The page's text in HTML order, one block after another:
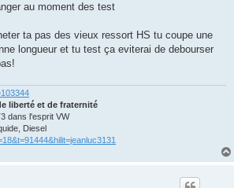
au moment des test
ta pas des vieux ressort HS tu coupe une
longueur et tu test ça eviterai de debourser
liberté et de fraternité
dans l'esprit VW
Diesel